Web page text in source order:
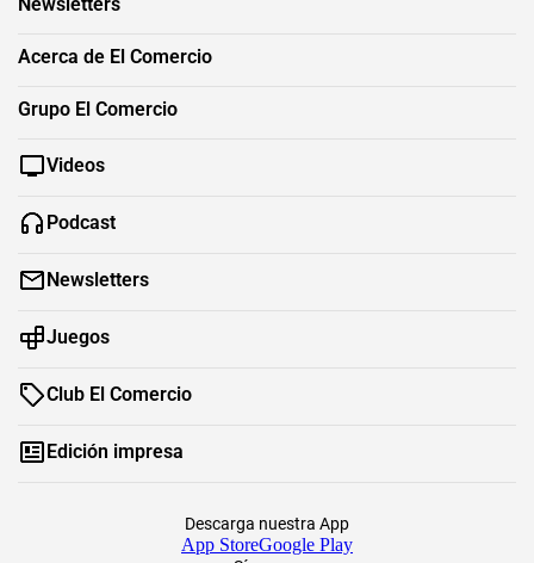
Acerca de El Comercio
Grupo El Comercio
Videos
Podcast
Newsletters
Juegos
Club El Comercio
Edición impresa
Descarga nuestra App
App StoreGoogle Play